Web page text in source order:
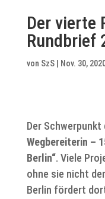
Der vierte
Rundbrief
von SzS| Nov. 30,
Der
Wegbereiterin –
Berlin“. Viele
ohne sie nicht
Berlin fördert